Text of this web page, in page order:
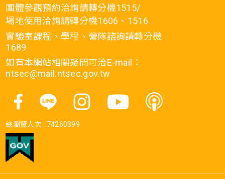
團體參觀預約洽詢請轉分機1515/
場地使用洽詢請轉分機1606、1516
實驗室課程、學程、營隊諮詢請轉分機
1689
如有本網站相關疑問可洽E-mail：
ntsec@mail.ntsec.gov.tw
總瀏覽人次 : 74260399